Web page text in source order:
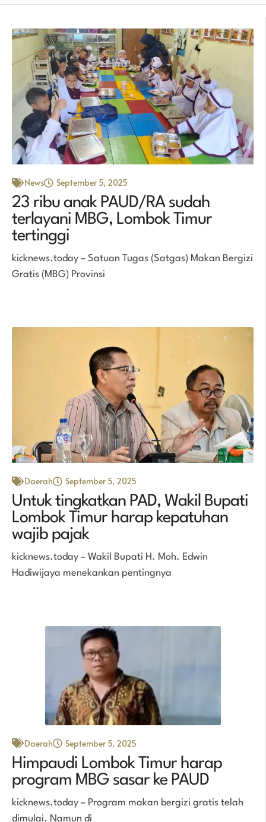
News September 5, 2025
23 ribu anak PAUD/RA sudah
terlayani MBG, Lombok Timur
tertinggi
kicknews.today – Satuan Tugas (Satgas) Makan Bergizi
Gratis (MBG) Provinsi
Daerah September 5, 2025
Untuk tingkatkan PAD, Wakil Bupati
Lombok Timur harap kepatuhan
wajib pajak
kicknews.today – Wakil Bupati H. Moh. Edwin
Hadiwijaya menekankan pentingnya
Daerah September 5, 2025
Himpaudi Lombok Timur harap
program MBG sasar ke PAUD
kicknews.today – Program makan bergizi gratis telah
dimulai. Namun di